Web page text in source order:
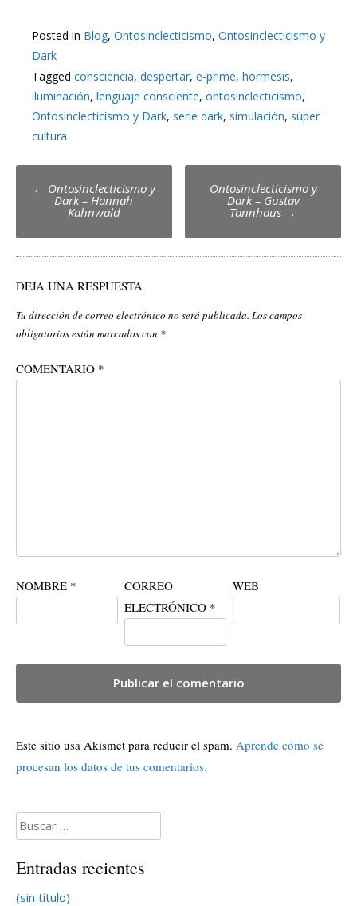
Posted in Blog, Ontosinclecticismo, Ontosinclecticismo y
Dark
Tagged consciencia, despertar, e-prime, hormesis,
iluminación, lenguaje consciente, ontosinclecticismo,
Ontosinclecticismo y Dark, serie dark, simulación, súper
cultura
Post
navigation
← Ontosinclecticismo y
Dark – Hannah
Kahnwald
Ontosinclecticismo y
Dark – Gustav
Tannhaus →
DEJA UNA RESPUESTA
Tu dirección de correo electrónico no será publicada. Los campos
obligatorios están marcados con *
COMENTARIO *
NOMBRE *
CORREO
ELECTRÓNICO *
WEB
Este sitio usa Akismet para reducir el spam. Aprende cómo se
procesan los datos de tus comentarios.
Buscar:
Entradas recientes
(sin título)